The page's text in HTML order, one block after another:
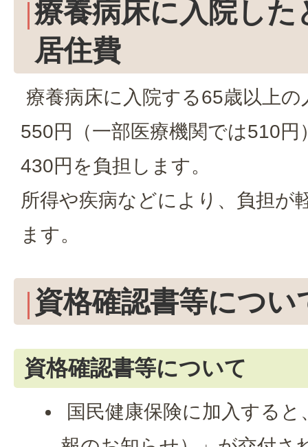
療養病床に入院した
居住費
療養病床に入院する65歳以上
550円（一部医療機関では510
430円を負担します。
所得や疾病などにより、負担が
ます。
資格確認書等につい
資格確認書等について
国民健康保険に加入する